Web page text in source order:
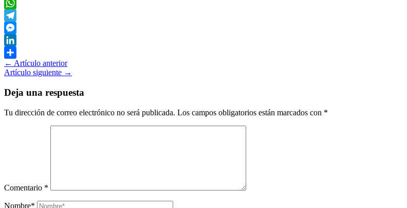
Twitter
WhatsApp
Telegram
Messenger
LinkedIn
Compartir
← Artículo anterior
Artículo siguiente →
Deja una respuesta
Tu dirección de correo electrónico no será publicada. Los campos obligatorios están marcados con *
Comentario *
Nombre*